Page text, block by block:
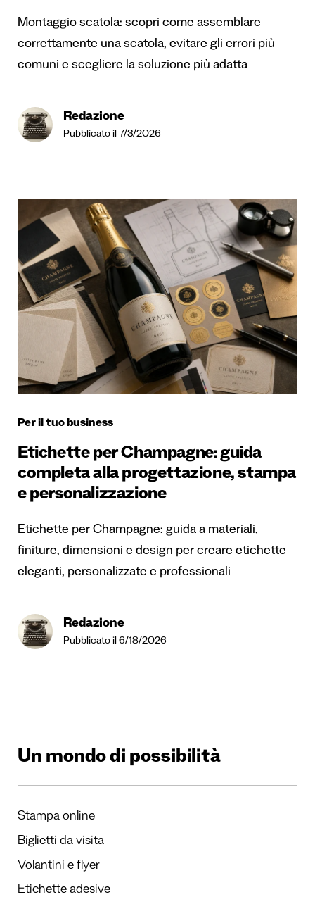
Montaggio scatola: scopri come assemblare
correttamente una scatola, evitare gli errori più
comuni e scegliere la soluzione più adatta
Redazione
Pubblicato il 7/3/2026
Per il tuo business
Etichette per Champagne: guida
completa alla progettazione, stampa
e personalizzazione
Etichette per Champagne: guida a materiali,
finiture, dimensioni e design per creare etichette
eleganti, personalizzate e professionali
Redazione
Pubblicato il 6/18/2026
Un mondo di possibilità
Stampa online
Biglietti da visita
Volantini e flyer
Etichette adesive